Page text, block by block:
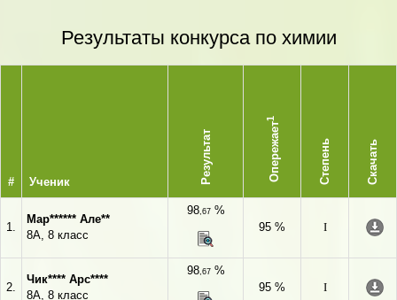
Результаты конкурса по химии
# Ученик Результат Опережает
1
Степень Скачать
1.
Мар****** Але**
8А, 8 класс
98,67%
95 %
I
2.
Чик**** Арс****
8А, 8 класс
98,67%
95 %
I